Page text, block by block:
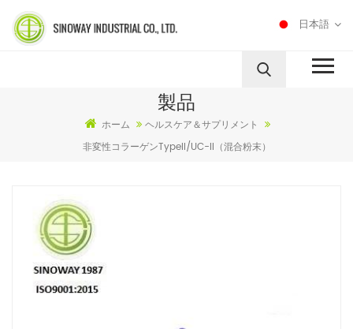
日本語
製品
ホーム
ヘルスケア＆サプリメント
非変性コラーゲンTypeII/UC-II（混合粉末）